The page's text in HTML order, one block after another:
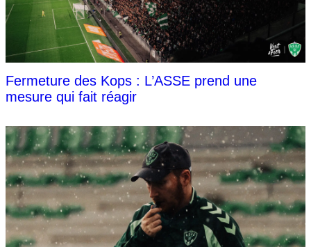
Fermeture des Kops : L’ASSE prend une
mesure qui fait réagir